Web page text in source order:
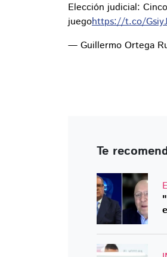
Elección judicial:
juegohttps://t.co/
— Guillermo Ortega
Te